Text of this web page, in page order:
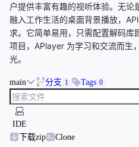
户提供丰富有趣的视听体验。无论
融入工作生活的桌面背景播放，
求。它简单易用，只需配置解码库
项目，APlayer 为学习和交流而生
光。
main 分支 1 Tags 0
IDE
下载zip
Clone